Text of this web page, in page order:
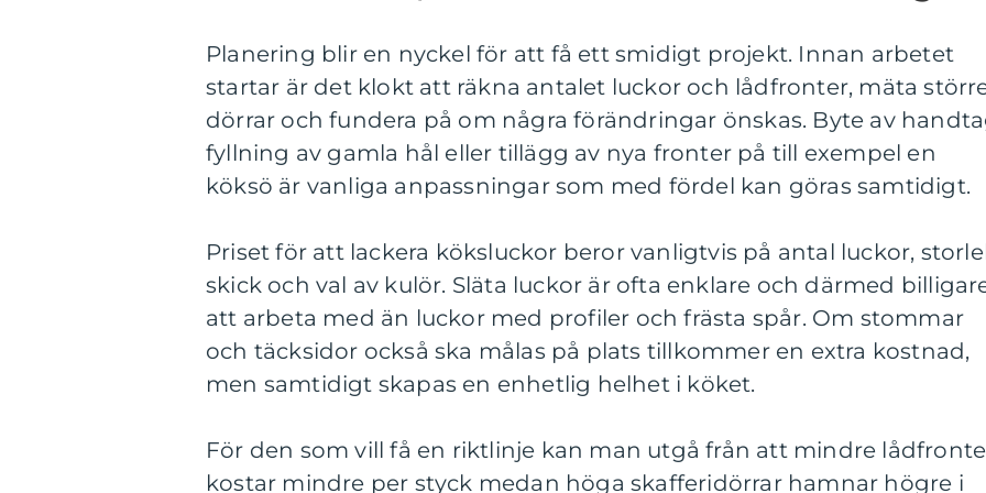
Planering blir en nyckel för att få ett smidigt projekt. Innan arbetet
startar är det klokt att räkna antalet luckor och lådfronter, mäta
dörrar och fundera på om några förändringar önskas. Byte av
fyllning av gamla hål eller tillägg av nya fronter på till exempel en
köksö är vanliga anpassningar som med fördel kan göras samtidigt.
Priset för att lackera köksluckor beror vanligtvis på antal luckor,
skick och val av kulör. Släta luckor är ofta enklare och därmed
att arbeta med än luckor med profiler och frästa spår. Om stommar
och täcksidor också ska målas på plats tillkommer en extra kostnad,
men samtidigt skapas en enhetlig helhet i köket.
För den som vill få en riktlinje kan man utgå från att mindre
kostar mindre per styck medan höga skafferidörrar hamnar högre i